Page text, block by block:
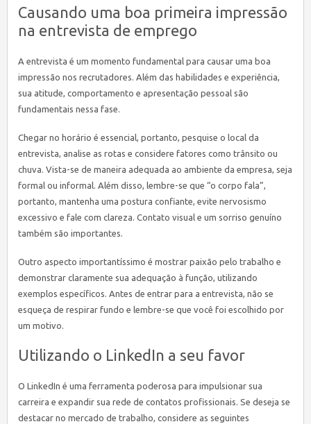
Causando uma boa primeira impressão
na entrevista de emprego
A entrevista é um momento fundamental para causar uma boa
impressão nos recrutadores. Além das habilidades e experiência,
sua atitude, comportamento e apresentação pessoal são
fundamentais nessa fase.
Chegar no horário é essencial, portanto, pesquise o local da
entrevista, analise as rotas e considere fatores como trânsito ou
chuva. Vista-se de maneira adequada ao ambiente da empresa, seja
formal ou informal. Além disso, lembre-se que “o corpo fala”,
portanto, mantenha uma postura confiante, evite nervosismo
excessivo e fale com clareza. Contato visual e um sorriso genuíno
também são importantes.
Outro aspecto importantíssimo é mostrar paixão pelo trabalho e
demonstrar claramente sua adequação à função, utilizando
exemplos específicos. Antes de entrar para a entrevista, não se
esqueça de respirar fundo e lembre-se que você foi escolhido por
um motivo.
Utilizando o LinkedIn a seu favor
O LinkedIn é uma ferramenta poderosa para impulsionar sua
carreira e expandir sua rede de contatos profissionais. Se deseja se
destacar no mercado de trabalho, considere as seguintes